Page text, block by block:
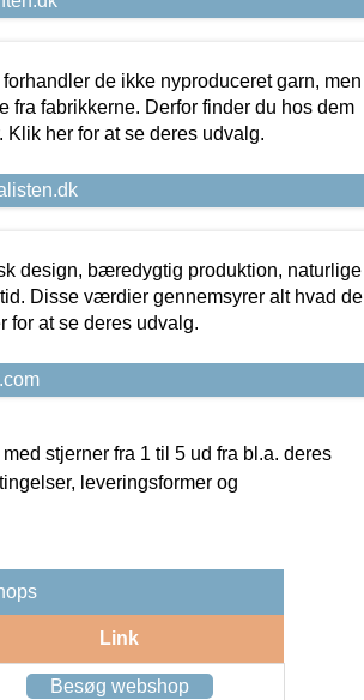
de ikke nyproduceret garn, men
fra fabrikkerne. Derfor finder du hos dem
her for at se deres udvalg.
design, bæredygtig produktion, naturlige
Disse værdier gennemsyrer alt hvad de
for at se deres udvalg.
stjerner fra 1 til 5 ud fra bl.a. deres
leveringsformer og
Link
Besøg webshop